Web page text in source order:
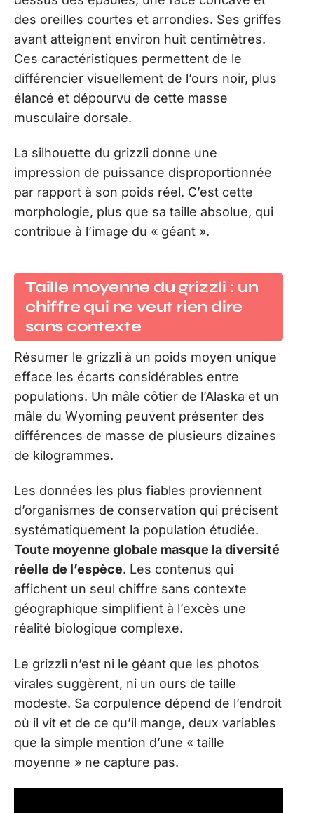
des oreilles courtes et arrondies. Ses griffes
avant atteignent environ huit centimètres.
Ces caractéristiques permettent de le
différencier visuellement de l’ours noir, plus
élancé et dépourvu de cette masse
musculaire dorsale.
La silhouette du grizzli donne une
impression de puissance disproportionnée
par rapport à son poids réel. C’est cette
morphologie, plus que sa taille absolue, qui
contribue à l’image du « géant ».
Taille moyenne du grizzli : un
chiffre qui ne veut rien dire
sans contexte
Résumer le grizzli à un poids moyen unique
efface les écarts considérables entre
populations. Un mâle côtier de l’Alaska et un
mâle du Wyoming peuvent présenter des
différences de masse de plusieurs dizaines
de kilogrammes.
Les données les plus fiables proviennent
d’organismes de conservation qui précisent
systématiquement la population étudiée.
Toute moyenne globale masque la diversité
réelle de l’espèce. Les contenus qui
affichent un seul chiffre sans contexte
géographique simplifient à l’excès une
réalité biologique complexe.
Le grizzli n’est ni le géant que les photos
virales suggèrent, ni un ours de taille
modeste. Sa corpulence dépend de l’endroit
où il vit et de ce qu’il mange, deux variables
que la simple mention d’une « taille
moyenne » ne capture pas.